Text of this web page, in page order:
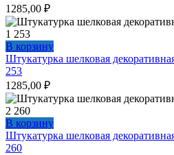
1285,00 ₽
В корзину
Штукатурка шелковая
253
1285,00 ₽
В корзину
Штукатурка шелковая
260